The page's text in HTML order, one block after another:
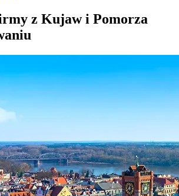
z Kujaw i Pomorza